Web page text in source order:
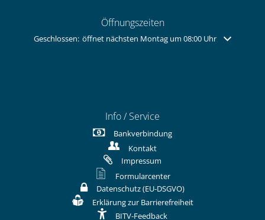
Öffnungszeiten
Klicken, um weitere Öffnungs- oder Schließzeiten auszublenden
Geschlossen: öffnet nächsten Montag um 08:00 Uhr
Info / Service
Bankverbindung
Kontakt
Impressum
Formularcenter
Datenschutz (EU-DSGVO)
Erklärung zur Barrierefreiheit
BITV-Feedback